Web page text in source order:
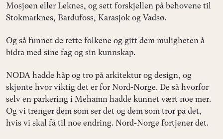
Mosjøen eller Leknes, og sett forskjellen på behovene til
Stokmarknes, Bardufoss, Karasjok og Vadsø.
Og så funnet de rette folkene og gitt dem muligheten å
bidra med sine fag og sin kunnskap.
NODA hadde håp og tro på arkitektur og design, og
skjønte hvor viktig det er for Nord-Norge. De så hvorfor
selv en parkering i Mehamn hadde kunnet vært noe mer.
Og vi trenger dem som ser det og dem som tror på det,
hvis vi skal få til noe endring. Nord-Norge fortjener det.